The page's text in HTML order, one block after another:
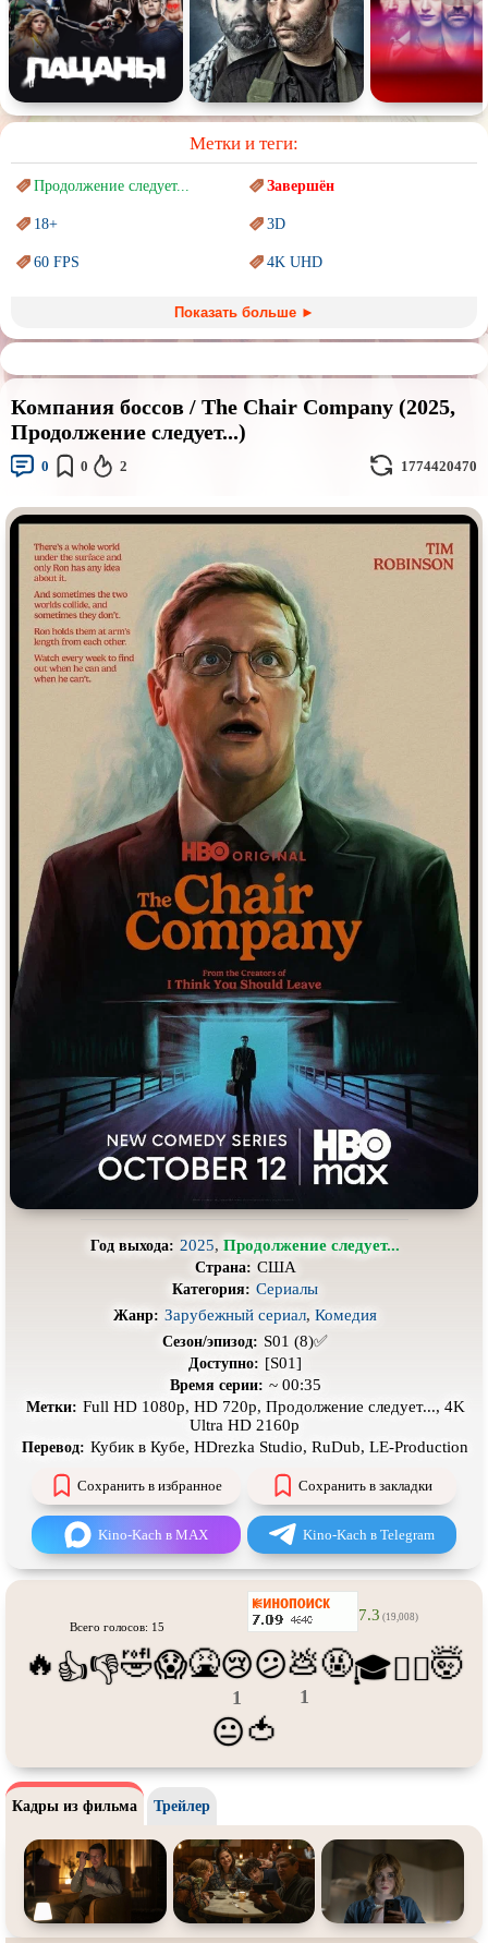
Метки и теги:
Продолжение следует... Завершён
18+ 3D
60 FPS 4K UHD
Marvel PIXAR
Sci-Fi (Научнаяфантастика) Trash (трэш) movies
Авангард иСюрреализм Ангелы и Демоны
Аниме
Дорамы Индийское кино
Киберпанк Коллекция
Комикс Маги и Волшебники
Наркотики Новогодние
Основанное на
реальных
Параллельные миры
Перевод Кубик в Кубе
Кураж-Бамбей Пеплум
Подростковая жестокость Постапокалипсис
Призраки Про акул
Про апокалипсис Про богов
Про вампиров
Про викингов
Про гангстеров
Про деревню
Про динозавров Про драконов
Про животных Про зомби
Про инопланетян
Про корабли и подводные
лодки
Про подростков Про путешествия
Про рыцарей
Про собак
Про супергероев
Про танки Про танцы
Про тюрьму Про футбол
Про хакеров Про хоккей и
фигурное
катание
Про Юристов и
Псевдодокументальный Режиссёрская версия
Роуд-муви Сверхспособности
Турецкий сериал
В ожидании
Показать больше ►
Компания боссов / The Chair Company (2025,
Продолжение следует...)
0 0 2 1774420470
Год выхода: 2025, Продолжение следует...
Страна: США
Категория: Сериалы
Жанр: Зарубежный сериал, Комедия
Сезон/эпизод: S01 (8)✅
Доступно: [S01]
Время серии: ~ 00:35
Метки: Full HD 1080p, HD 720p, Продолжение следует..., 4K
Ultra HD 2160p
Перевод: Кубик в Кубе, HDrezka Studio, RuDub, LE-Production
Сохранить в избранное Сохранить в закладки
Kino-Kach в MAX Kino-Kach в Telegram
Всего голосов: 15
7.3 (19,008)
🔥 👍👎🤣😱🤮😢
1
😕💩
1
🤬🎓😵‍💫🤯
😐🍅
Кадры из фильма Трейлер